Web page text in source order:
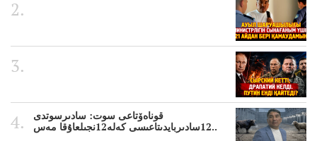
قوناەۆتاعى سوت: سادىرسوتدى
12سادىربايدىتاعىسى كەلە12نجىلعاۇقا مەس..